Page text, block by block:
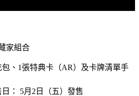
家組合
、1張特典卡（AR）及卡牌清單手
： 5月2日（五）發售